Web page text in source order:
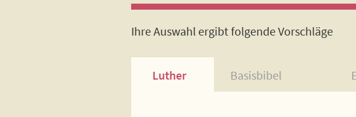
Ihre Auswahl ergibt folgende Vorschläge
Luther Basisbibel